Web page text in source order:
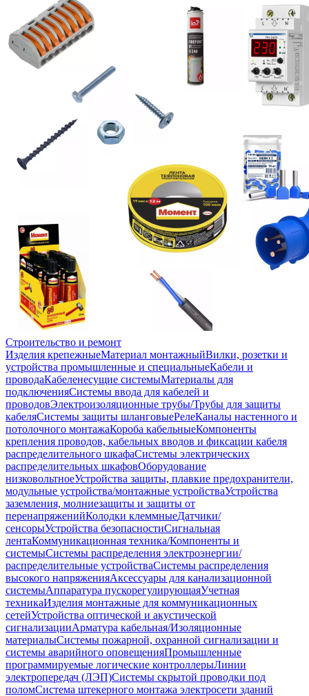
Строительство и ремонт
Изделия крепежныеМатериал монтажныйВилки, розетки и
устройства промышленные и специальныеКабели и
проводаКабеленесущие системыМатериалы для
подключенияСистемы ввода для кабелей и
проводовЭлектроизоляционные трубы/Трубы для защиты
кабеляСистемы защиты шланговыеРелеКаналы настенного и
потолочного монтажаКороба кабельныеКомпоненты
крепления проводов, кабельных вводов и фиксации кабеля
распределительного шкафаСистемы электрических
распределительных шкафовОборудование
низковольтноеУстройства защиты, плавкие предохранители,
модульные устройства/монтажные устройстваУстройства
заземления, молниезащиты и защиты от
перенапряженийКолодки клеммныеДатчики/
сенсорыУстройства безопасностиСигнальная
лентаКоммуникационная техника/Компоненты и
системыСистемы распределения электроэнергии/
распределительные устройстваСистемы распределения
высокого напряженияАксессуары для канализационной
системыАппаратура пускорегулирующаяУчетная
техникаИзделия монтажные для коммуникационных
сетейУстройства оптической и акустической
сигнализацииАрматура кабельная/Изоляционные
материалыСистемы пожарной, охранной сигнализации и
системы аварийного оповещенияПромышленные
программируемые логические контроллерыЛинии
электропередач (ЛЭП)Системы скрытой проводки под
поломСистема штекерного монтажа электросети зданий